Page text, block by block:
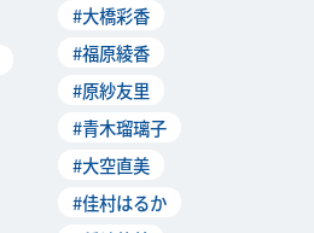
#大橋彩香
#福原綾香
#原紗友里
#青木瑠璃子
#大空直美
#佳村はるか